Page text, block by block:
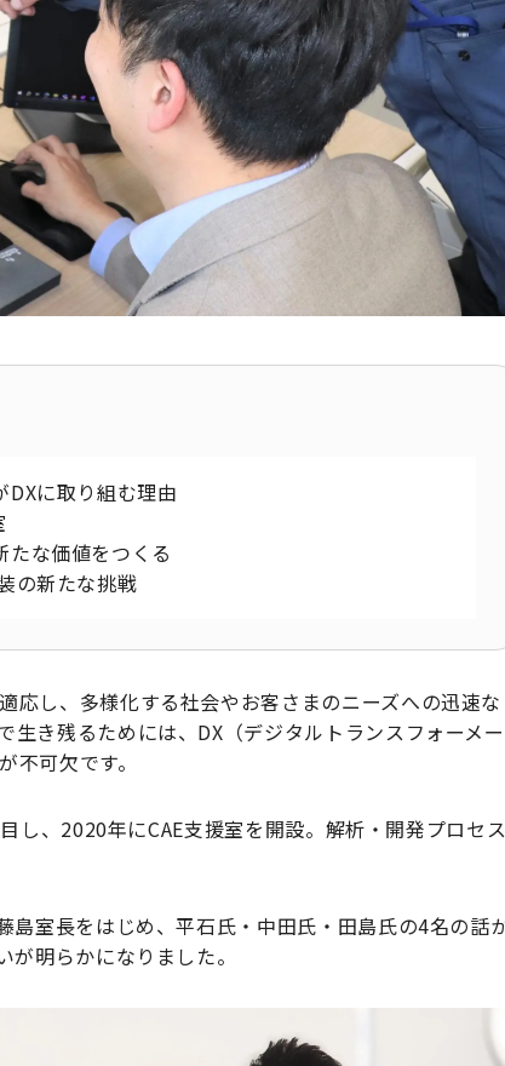
DXに取り組む理由
な価値をつくる
の新たな挑戦
応し、多様化する社会やお客さまのニーズへの迅速な
き残るためには、DX（デジタルトランスフォーメー
可欠です。
し、2020年にCAE支援室を開設。解析・開発プロセ
島室長をはじめ、平石氏・中田氏・田島氏の4名の話
明らかになりました。